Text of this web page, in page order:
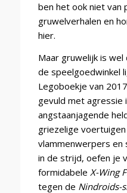
ben het ook niet van
gruwelverhalen en
hier.
Maar gruwelijk is
de speelgoedwinkel
Legoboekje van
gevuld met agressie
angstaanjagende
griezelige
vlammenwerpers en
in de strijd, oefen je
formidabele X-Wing
tegen de Nindroids-